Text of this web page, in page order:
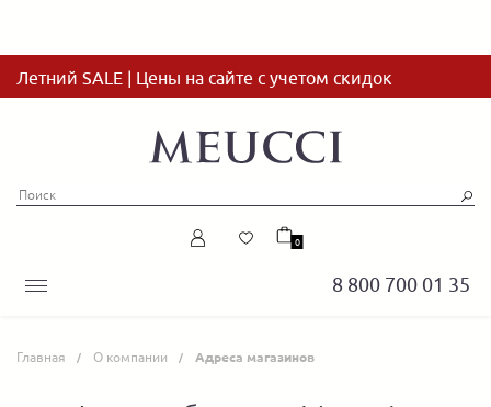
Летний SALE | Цены на сайте с учетом скидок
8 800 700 01 35
0
Главная О компании Адреса магазинов